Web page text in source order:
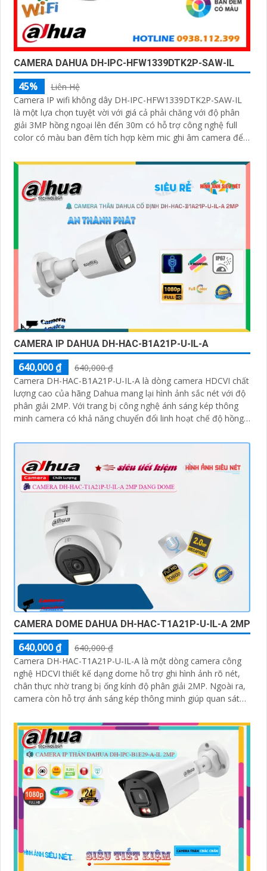
CAMERA DAHUA DH-IPC-HFW1339DTK2P-SAW-IL
45%
Liên Hệ
Camera IP wifi không dây DH-IPC-HFW1339DTK2P-SAW-IL
là một lựa chọn tuyệt vời với giá cả phải chăng với độ phân
giải 3MP hồng ngoại lên đến 30m có hỗ trợ công nghệ full
color có màu ban đêm tích hợp kèm mic ghi âm camera để
gia đình.
CAMERA IP DAHUA DH-HAC-B1A21P-U-IL-A
640,000 ₫
640,000 ₫
Camera DH-HAC-B1A21P-U-IL-A là dòng camera HDCVI chất
lượng cao của hãng Dahua mang lại hình ảnh sắc nét với độ
phân giải 2MP. Với trang bị công nghệ ánh sáng kép thông
minh camera có khả năng chuyển đổi linh hoạt chế độ hồng
đảm bảo an ninh hiệu quả
CAMERA DOME DAHUA DH-HAC-T1A21P-U-IL-A 2MP
640,000 ₫
640,000 ₫
Camera DH-HAC-T1A21P-U-IL-A là một dòng camera công
nghệ HDCVI thiết kế dạng dome hỗ trợ ghi hình ảnh rõ nét,
chân thực nhờ trang bị ống kính độ phân giải 2MP. Ngoài ra,
camera còn hỗ trợ ánh sáng kép thông minh giúp quan sát